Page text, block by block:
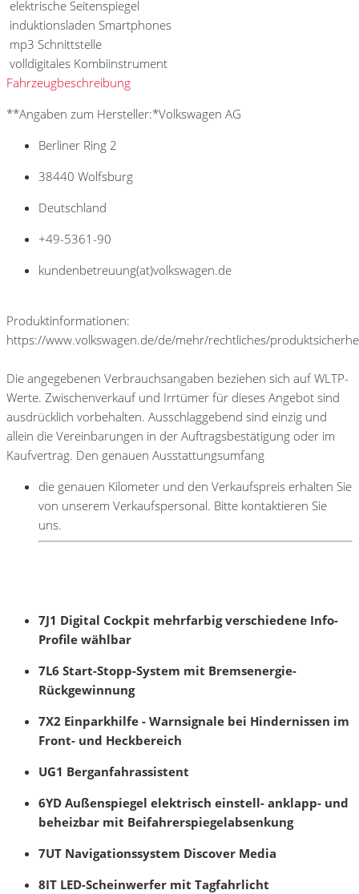
elektrische Seitenspiegel
induktionsladen Smartphones
mp3 Schnittstelle
volldigitales Kombiinstrument
Fahrzeugbeschreibung
**Angaben zum Hersteller:*Volkswagen AG
Berliner Ring 2
38440 Wolfsburg
Deutschland
+49-5361-90
kundenbetreuung(at)volkswagen.de
Produktinformationen:
https://www.volkswagen.de/de/mehr/rechtliches/
Die angegebenen Verbrauchsangaben beziehen sich auf WLTP-
Werte. Zwischenverkauf und Irrtümer für dieses Angebot sind
ausdrücklich vorbehalten. Ausschlaggebend sind einzig und
allein die Vereinbarungen in der Auftragsbestätigung oder im
Kaufvertrag. Den genauen Ausstattungsumfang
die genauen Kilometer und den Verkaufspreis erhalten Sie
von unserem Verkaufspersonal. Bitte kontaktieren Sie
uns.
7J1 Digital Cockpit mehrfarbig verschiedene Info-
Profile wählbar
7L6 Start-Stopp-System mit Bremsenergie-
Rückgewinnung
7X2 Einparkhilfe - Warnsignale bei Hindernissen im
Front- und Heckbereich
UG1 Berganfahrassistent
6YD Außenspiegel elektrisch einstell- anklapp- und
beheizbar mit Beifahrerspiegelabsenkung
7UT Navigationssystem Discover Media
8IT LED-Scheinwerfer mit Tagfahrlicht